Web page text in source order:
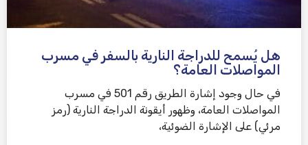
هل يُسمح للدراجة النارية بالسفر في مسرب
المواصلات العامة؟
في حال وجود إشارة الطريق رقم 501 في مسرب
المواصلات العامة، وظهور أيقونة الدراجة النارية (رمز
مرئي) على الإشارة الضوئية،